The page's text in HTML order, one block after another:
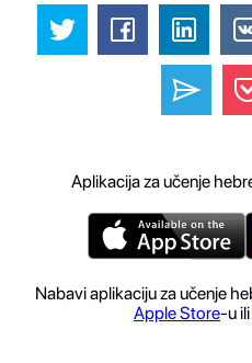
Aplikacija za učenje
Nabavi aplikaciju za učenje
Apple Store-u ili